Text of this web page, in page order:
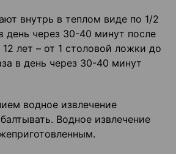
внутрь в теплом виде по 1/2
день через 30-40 минут после
лет – от 1 столовой ложки до
в день через 30-40 минут
водное извлечение
Водное извлечение